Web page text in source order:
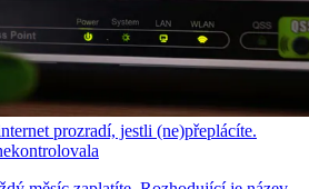
prozradí, jestli (ne)přeplácíte.